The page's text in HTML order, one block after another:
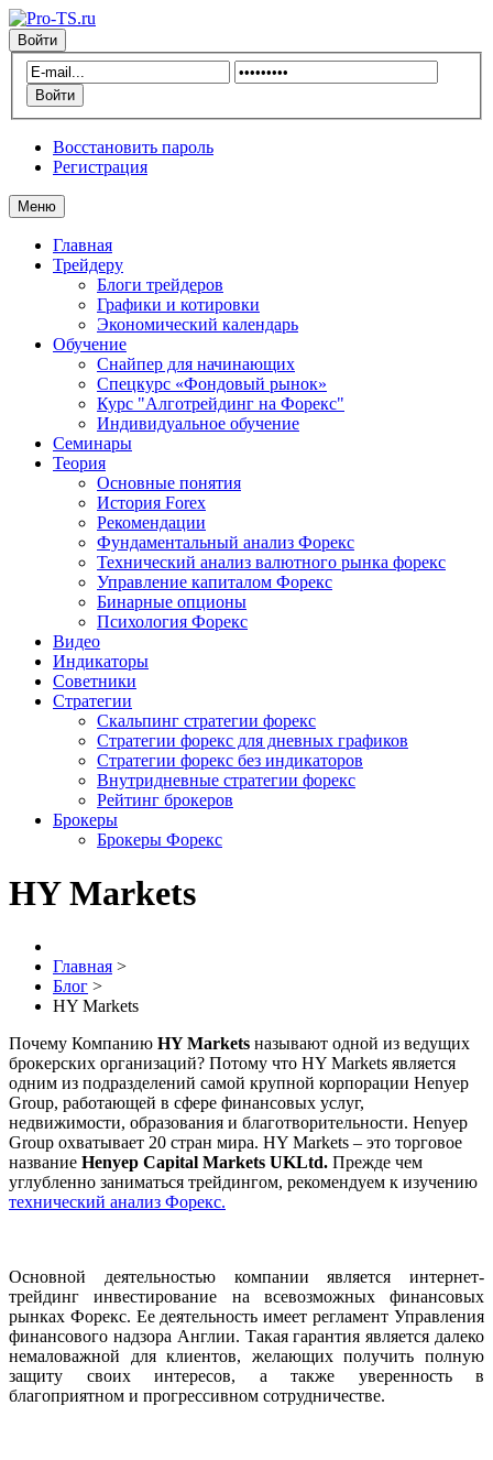
Войти
Восстановить пароль
Регистрация
Меню
Главная
Трейдеру
Блоги трейдеров
Графики и котировки
Экономический календарь
Обучение
Снайпер для начинающих
Спецкурс «Фондовый рынок»
Курс "Алготрейдинг на Форекс"
Индивидуальное обучение
Семинары
Теория
Основные понятия
История Forex
Рекомендации
Фундаментальный анализ Форекс
Технический анализ валютного рынка форекс
Управление капиталом Форекс
Бинарные опционы
Психология Форекс
Видео
Индикаторы
Советники
Стратегии
Скальпинг стратегии форекс
Стратегии форекс для дневных графиков
Стратегии форекс без индикаторов
Внутридневные стратегии форекс
Рейтинг брокеров
Брокеры
Брокеры Форекс
HY Markets
Главная >
Блог >
HY Markets
Почему Компанию HY Markets называют одной из ведущих
брокерских организаций? Потому что HY Markets является
одним из подразделений самой крупной корпорации Henyep
Group, работающей в сфере финансовых услуг,
недвижимости, образования и благотворительности. Henyep
Group охватывает 20 стран мира. HY Markets – это торговое
название Henyep Capital Markets UKLtd. Прежде чем
углубленно заниматься трейдингом, рекомендуем к изучению
технический анализ Форекс.
Основной деятельностью компании является интернет-
трейдинг инвестирование на всевозможных финансовых
рынках Форекс. Ее деятельность имеет регламент Управления
финансового надзора Англии. Такая гарантия является далеко
немаловажной для клиентов, желающих получить полную
защиту своих интересов, а также уверенность в
благоприятном и прогрессивном сотрудничестве.